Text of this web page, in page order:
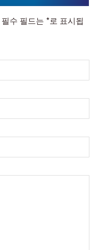
필수 필드는 *로 표시됩